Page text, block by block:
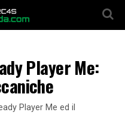
Player Me:
Player Me ed il